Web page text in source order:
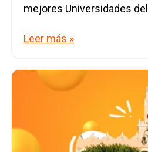
mejores Universidades
Leer más »